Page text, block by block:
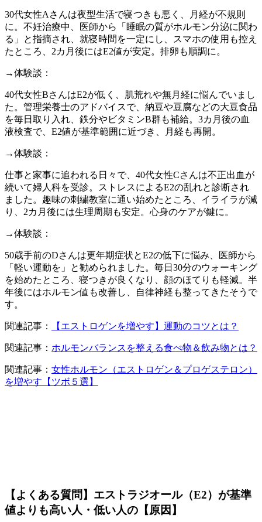
30代女性Aさんは夜型生活で寝つきも悪く、月経が不規則
に。不妊治療中、医師から「睡眠の質がホルモン分泌に関わ
る」と指摘され、就寝時間を一定にし、スマホの使用も控え
たところ、2カ月後にはE2値が安定。排卵も順調に。
→体験談：
40代女性BさんはE2が低く、肌荒れや無月経に悩んでいまし
た。管理栄養士のアドバイスで、納豆や豆腐などの大豆食品
を毎日取り入れ、鉄分やビタミンB群も補給。3カ月後の血
液検査で、E2値が基準範囲に近づき、月経も再開。
→体験談：
仕事と家事に追われる日々で、40代女性Cさんは不正出血が
続いて婦人科を受診。ストレスによるE2の乱れと診断され
ました。趣味の刺繍教室に通い始めたところ、イライラが減
り、2カ月後には生理周期も安定。心身のケアが鍵に。
→体験談：
50歳手前のDさんは更年期症状とE2の低下に悩み、医師から
「軽い運動を」と勧められました。毎日30分のウォーキング
を始めたところ、寝つきが良くなり、顔のほてりも軽減。半
年後にはホルモン値も改善し、自律神経も整ってきたそうで
す。
関連記事： 【エストロゲンを増やす】運動のコツとは？
関連記事： ホルモンバランスを整える食べ物＆飲み物とは？
関連記事： 女性ホルモン（エストロゲン＆プロゲステロン）
を増やす【ツボ５選】
【よくある質問】エストラジオール（E2）が基準
値よりも高い人・低い人の【原因】